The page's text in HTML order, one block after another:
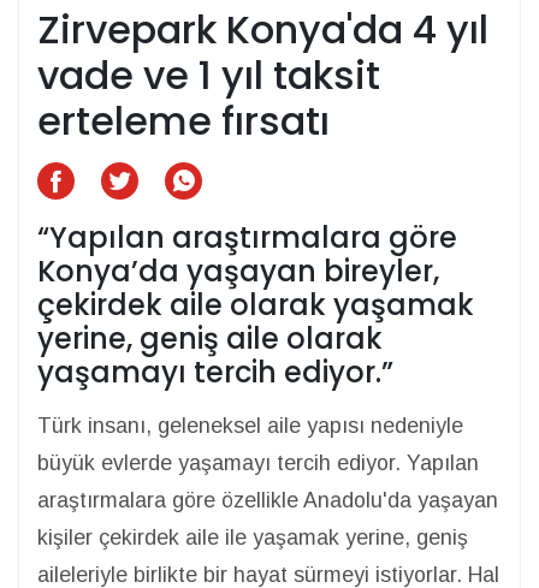
Zirvepark Konya'da 4 yıl
vade ve 1 yıl taksit
erteleme fırsatı
“Yapılan araştırmalara göre
Konya’da yaşayan bireyler,
çekirdek aile olarak yaşamak
yerine, geniş aile olarak
yaşamayı tercih ediyor.”
Türk insanı, geleneksel aile yapısı nedeniyle
büyük evlerde yaşamayı tercih ediyor. Yapılan
araştırmalara göre özellikle Anadolu'da yaşayan
kişiler çekirdek aile ile yaşamak yerine, geniş
aileleriyle birlikte bir hayat sürmeyi istiyorlar. Hal